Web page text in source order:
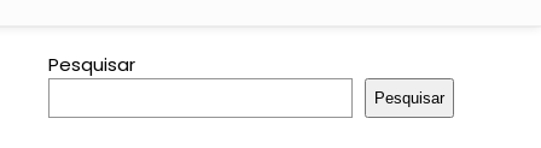
Pesquisar
Pesquisar